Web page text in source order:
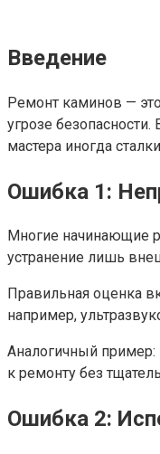
Введение
Ремонт каминов —
угрозе
мастера иногда
Ошибка 1:
Многие начинающие
устранение лишь
Правильная оценка
например,
Аналогичный пример:
к ремонту без
Ошибка 2: